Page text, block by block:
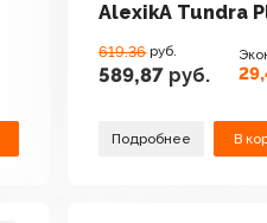
AlexikA Tundra
синий)
619.36 руб.
589,87 руб.
Подробнее В